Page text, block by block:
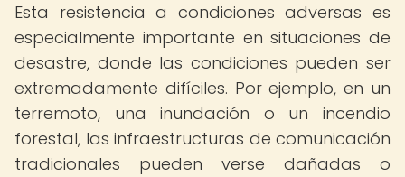
Esta resistencia a condiciones adversas es
especialmente importante en situaciones de
desastre, donde las condiciones pueden ser
extremadamente difíciles. Por ejemplo, en un
terremoto, una inundación o un incendio
forestal, las infraestructuras de comunicación
tradicionales pueden verse dañadas o